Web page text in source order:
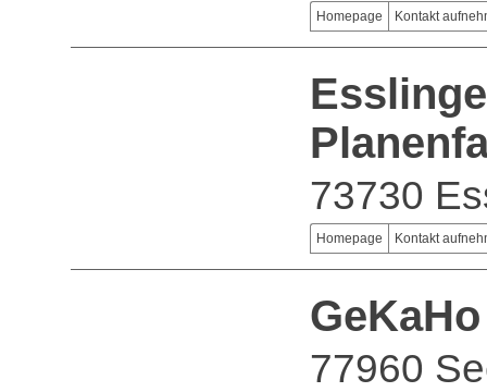
Homepage Kontakt
73730
Homepage Kontakt
77960